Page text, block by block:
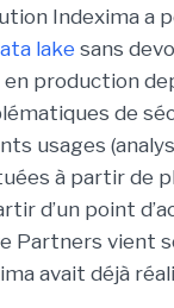
Indexima a
lakesans
production
de
usages
à partir de
d’un point
Partners vient
avait déjà